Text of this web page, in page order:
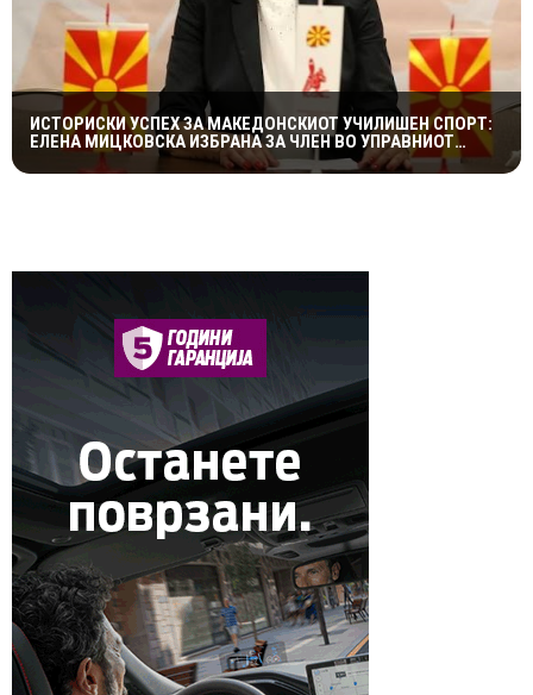
ИСТОРИСКИ УСПЕХ ЗА МАКЕДОНСКИОТ УЧИЛИШЕН СПОРТ:
ЕЛЕНА МИЦКОВСКА ИЗБРАНА ЗА ЧЛЕН ВО УПРАВНИОТ
ОДБОР НА СВЕТСКАТА ФЕДЕРАЦИЈА НА УЧИЛИШНИ
СПОРТОВИ